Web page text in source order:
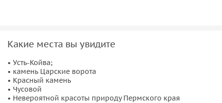
3. Фонарик;
4. Личную аптечку, подушку для сна в дороге;
5. Фото и видео аппаратуру, запасные аккумуляторы,
карточки памяти, пауэр бэнки. Зарядите телефон.
Желательно иметь водонепроницаемый пакет или сумку
Какие места вы увидите
• Усть-Койва;
• камень Царские ворота
• Красный камень
• Чусовой
• Невероятной красоты природу Пермского края